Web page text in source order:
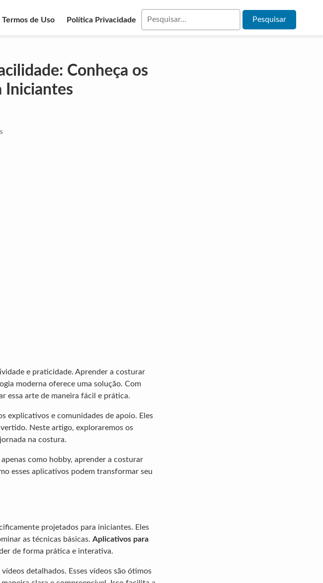
Termos de Uso Política Privacidade
Conheça os
Iniciantes
e praticidade. Aprender a costurar
moderna oferece uma solução. Com
essa arte de maneira fácil e prática.
explicativos e comunidades de apoio. Eles
Neste artigo, exploraremos os
na costura.
como hobby, aprender a costurar
esses aplicativos podem transformar seu
projetados para iniciantes. Eles
as técnicas básicas. Aplicativos para
de forma prática e interativa.
detalhados. Esses vídeos são ótimos